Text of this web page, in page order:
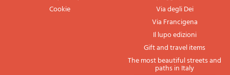
Cookie
Via degli Dei
Via Francigena
Il lupo edizioni
Gift and travel items
The most beautiful streets and
paths in Italy